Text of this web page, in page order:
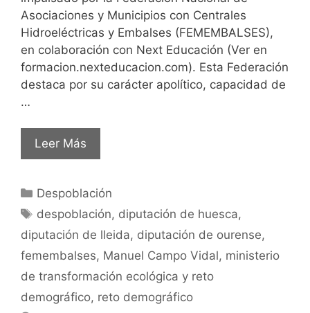
Asociaciones y Municipios con Centrales
Hidroeléctricas y Embalses (FEMEMBALSES),
en colaboración con Next Educación (Ver en
formacion.nexteducacion.com). Esta Federación
destaca por su carácter apolítico, capacidad de
…
Leer Más
Despoblación
despoblación, diputación de huesca,
diputación de lleida, diputación de ourense,
femembalses, Manuel Campo Vidal, ministerio
de transformación ecológica y reto
demográfico, reto demográfico